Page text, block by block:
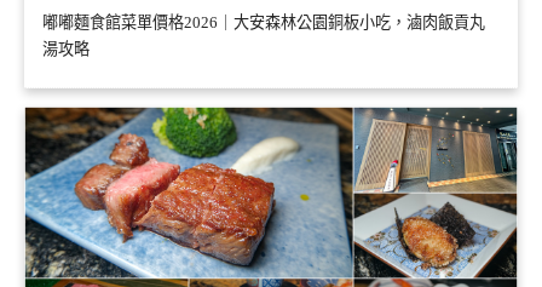
嘟嘟麵食館菜單價格2026｜大安森林公園銅板小吃，滷肉飯貢丸
湯攻略